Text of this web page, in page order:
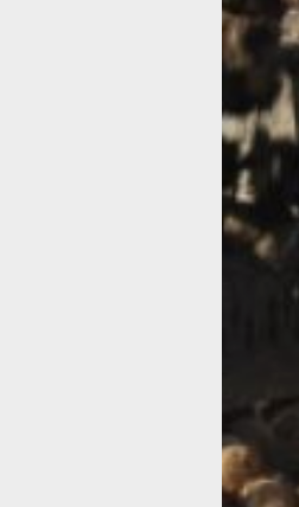
В 2025
тонн
служба
стало
меры
и
на
меры